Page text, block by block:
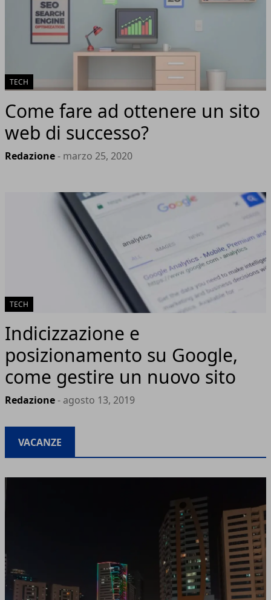
TECH
Come fare ad ottenere un sito
web di successo?
Redazione- marzo 25, 2020
TECH
Indicizzazione e
posizionamento su Google,
come gestire un nuovo sito
Redazione- agosto 13, 2019
VACANZE